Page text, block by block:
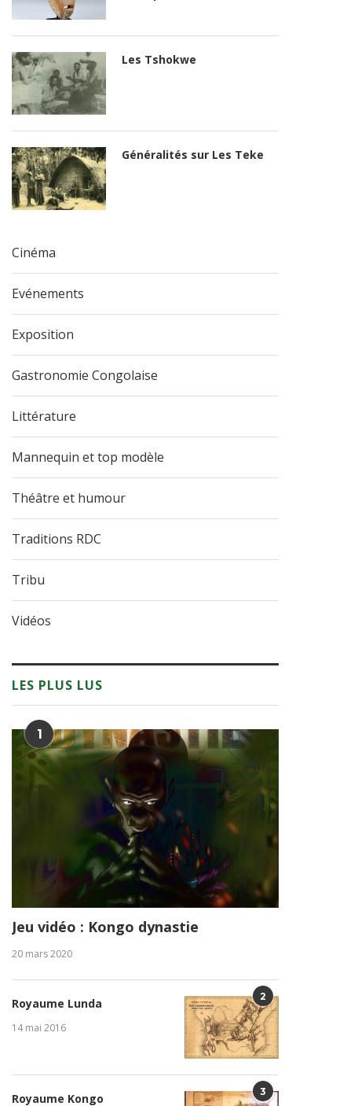
Les Tshokwe
Généralités sur Les Teke
Cinéma
Evénements
Exposition
Gastronomie Congolaise
Littérature
Mannequin et top modèle
Théâtre et humour
Traditions RDC
Tribu
Vidéos
LES PLUS LUS
1
Jeu vidéo : Kongo dynastie
20 mars 2020
2
Royaume Lunda
14 mai 2016
3
Royaume Kongo